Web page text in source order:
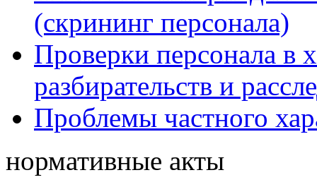
(скрининг персонала)
Проверки персонала в
разбирательств и
Проблемы частного
нормативные акты